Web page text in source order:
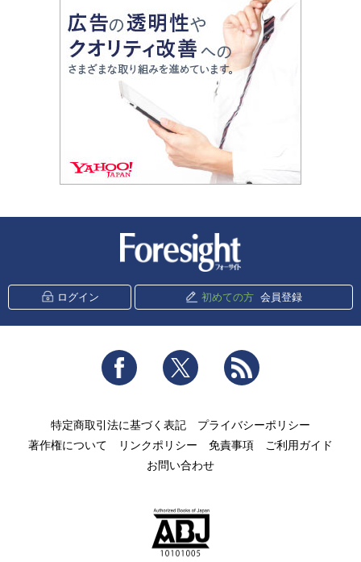
ログイン 初めての方 会員登録
Facebook Twitter
特定商取引法に基づく表記
プライバシーポリシー
著作権について
リンクポリシー 免責事項
ご利用ガイド
お問い合わせ